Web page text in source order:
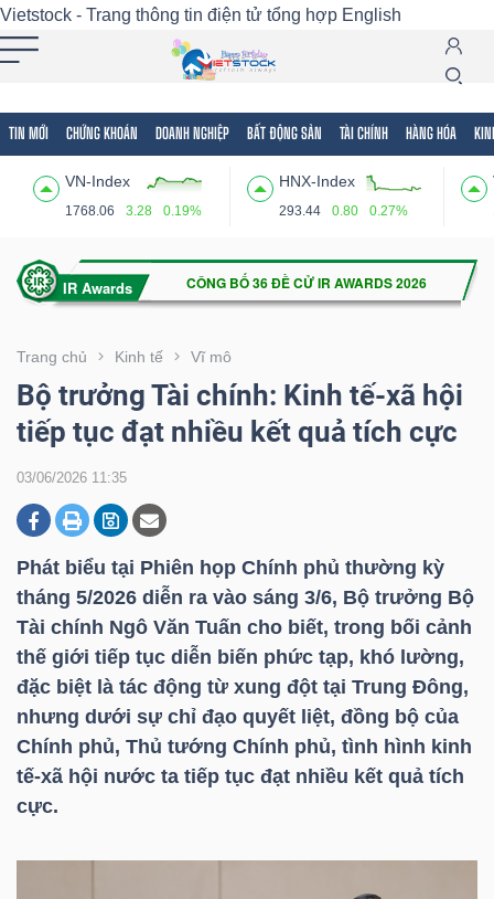
Vietstock - Trang thông tin điện tử tổng hợp English
TIN MỚI CHỨNG KHOÁN DOANH NGHIỆP BẤT ĐỘNG SẢN TÀI CHÍNH HÀNG HÓA
VN-Index
1768.06 3.28 0.19%
HNX-Index
293.44 0.80 0.27%
Trang chủ Kinh tế Vĩ mô
Bộ trưởng Tài chính: Kinh tế-xã hội
tiếp tục đạt nhiều kết quả tích cực
03/06/2026 11:35
Phát biểu tại Phiên họp Chính phủ thường kỳ
tháng 5/2026 diễn ra vào sáng 3/6, Bộ trưởng Bộ
Tài chính Ngô Văn Tuấn cho biết, trong bối cảnh
thế giới tiếp tục diễn biến phức tạp, khó lường,
đặc biệt là tác động từ xung đột tại Trung Đông,
nhưng dưới sự chỉ đạo quyết liệt, đồng bộ của
Chính phủ, Thủ tướng Chính phủ, tình hình kinh
tế-xã hội nước ta tiếp tục đạt nhiều kết quả tích
cực.
Tất cả Tính năng Ngành Mã chứng khoán
Tính
(-)
VIETSTOCK
CHỨNG
DOANH
NGHIỆP
ĐỘNG
SẢN